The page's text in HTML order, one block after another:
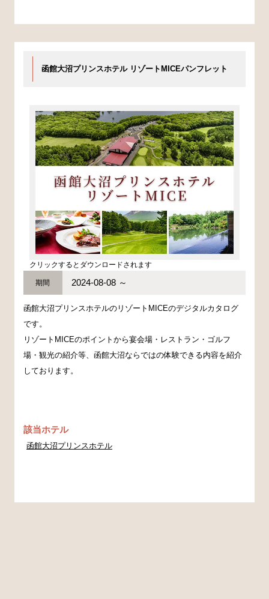
函館大沼プリンスホテル リゾートMICEパンフレット
クリックするとダウンロードされます
期間 2024-08-08 ～
函館大沼プリンスホテルのリゾートMICEのデジタルカタログ
です。
リゾートMICEのポイントから宴会場・レストラン・ゴルフ
場・観光の紹介等、函館大沼ならではの体験できる内容を紹介
しております。
該当ホテル
函館大沼プリンスホテル